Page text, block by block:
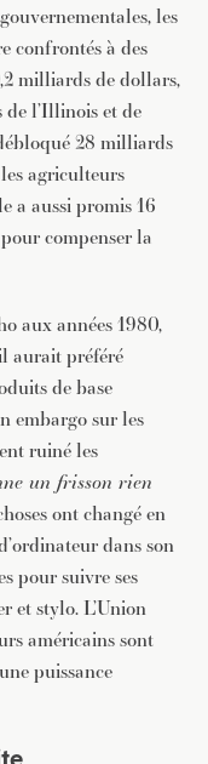
les
confrontés à des
milliards de dollars,
de l’Illinois et de
28 milliards
agriculteurs
a aussi promis 16
compenser la
aux années 1980,
aurait préféré
de base
embargo sur les
ruiné les
un frisson rien
ont changé en
dans son
pour suivre ses
et stylo. L’Union
américains sont
puissance